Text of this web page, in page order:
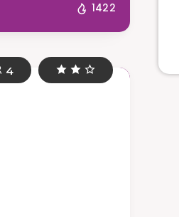
1422
4